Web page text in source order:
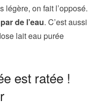
légère, on fait l’opposé.
de l’eau. C’est aussi
lait eau purée
est ratée !